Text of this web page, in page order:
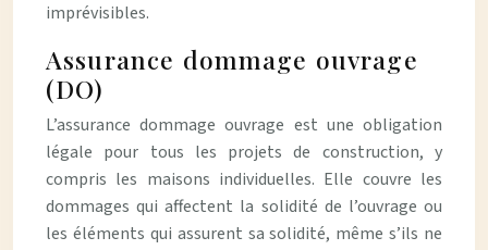
imprévisibles.
Assurance dommage ouvrage
(DO)
L’assurance dommage ouvrage est une obligation
légale pour tous les projets de construction, y
compris les maisons individuelles. Elle couvre les
dommages qui affectent la solidité de l’ouvrage ou
les éléments qui assurent sa solidité, même s’ils ne